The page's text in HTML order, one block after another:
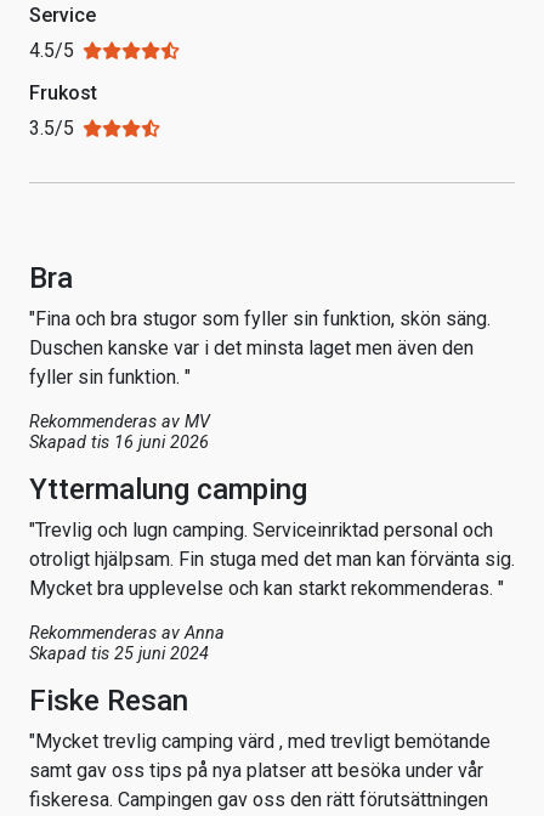
Service
4.5/5
Frukost
3.5/5
Bra
"Fina och bra stugor som fyller sin funktion, skön säng.
Duschen kanske var i det minsta laget men även den
fyller sin funktion. "
Rekommenderas av MV
Skapad tis 16 juni 2026
Yttermalung camping
"Trevlig och lugn camping. Serviceinriktad personal och
otroligt hjälpsam. Fin stuga med det man kan förvänta sig.
Mycket bra upplevelse och kan starkt rekommenderas. "
Rekommenderas avAnna
Skapad tis 25 juni 2024
Fiske Resan
"Mycket trevlig camping värd , med trevligt bemötande
samt gav oss tips på nya platser att besöka under vår
fiskeresa. Campingen gav oss den rätt förutsättningen